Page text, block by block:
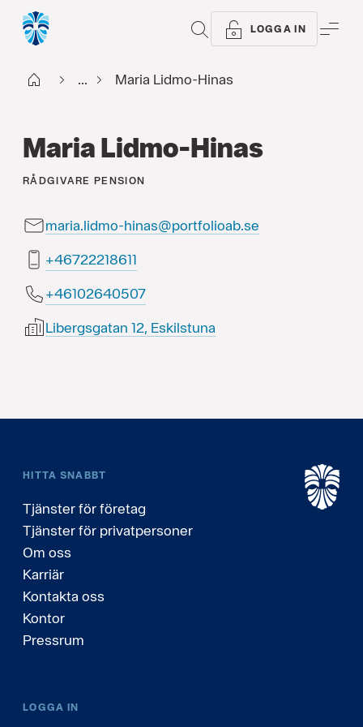
SÖK LOGGA IN
Start ... Maria Lidmo-Hinas
Maria Lidmo-Hinas
RÅDGIVARE PENSION
maria.lidmo-hinas@portfolioab.se
11681222764+
70504620164+
Libergsgatan 12, Eskilstuna
HITTA SNABBT
Tjänster för företag
Tjänster för privatpersoner
Om oss
Karriär
Kontakta oss
Kontor
Pressrum
LOGGA IN